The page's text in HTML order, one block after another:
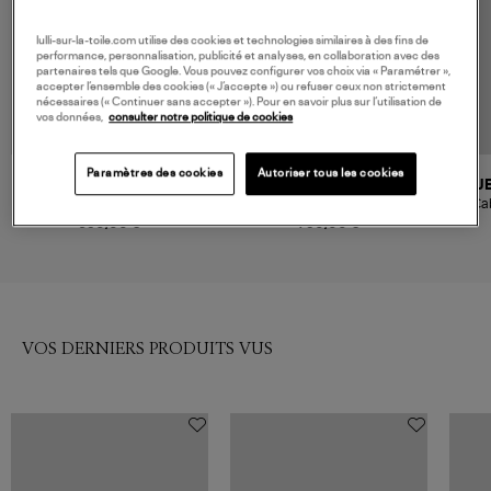
690,00 €
790,00 €
VOS DERNIERS PRODUITS VUS
lulli-sur-la-toile.com utilise des cookies et technologies similaires à des fins de
performance, personnalisation, publicité et analyses, en collaboration avec des
partenaires tels que Google. Vous pouvez configurer vos choix via « Paramétrer »,
accepter l’ensemble des cookies (« J’accepte ») ou refuser ceux non strictement
nécessaires (« Continuer sans accepter »). Pour en savoir plus sur l’utilisation de
vos données, consulter notre politique de cookies
Paramètres des cookies Autoriser tous les cookies